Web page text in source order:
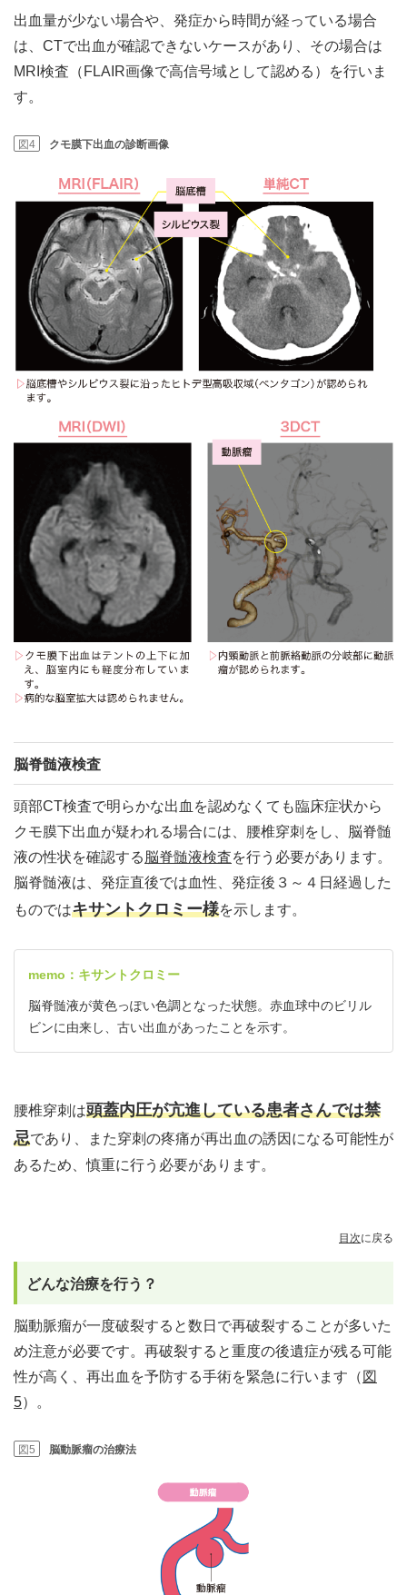
出血量が少ない場合や、発症から時間が経っている場合
は、CTで出血が確認できないケースがあり、その場合は
MRI検査（FLAIR画像で高信号域として認める）を行いま
す。
図4 クモ膜下出血の診断画像
脳脊髄液検査
頭部CT検査で明らかな出血を認めなくても臨床症状から
クモ膜下出血が疑われる場合には、腰椎穿刺をし、脳脊髄
液の性状を確認する 脳脊髄液検査を行う必要があります。
脳脊髄液は、発症直後では血性、発症後３～４日経過した
ものではキサントクロミー様を示します。
memo：キサントクロミー
脳脊髄液が黄色っぽい色調となった状態。赤血球中のビリル
ビンに由来し、古い出血があったことを示す。
腰椎穿刺は頭蓋内圧が亢進している患者さんでは禁
忌であり、また穿刺の疼痛が再出血の誘因になる可能性が
あるため、慎重に行う必要があります。
目次に戻る
どんな治療を行う？
脳動脈瘤が一度破裂すると数日で再破裂することが多いた
め注意が必要です。再破裂すると重度の後遺症が残る可能
性が高く、再出血を予防する手術を緊急に行います（ 図
5）。
図5 脳動脈瘤の治療法